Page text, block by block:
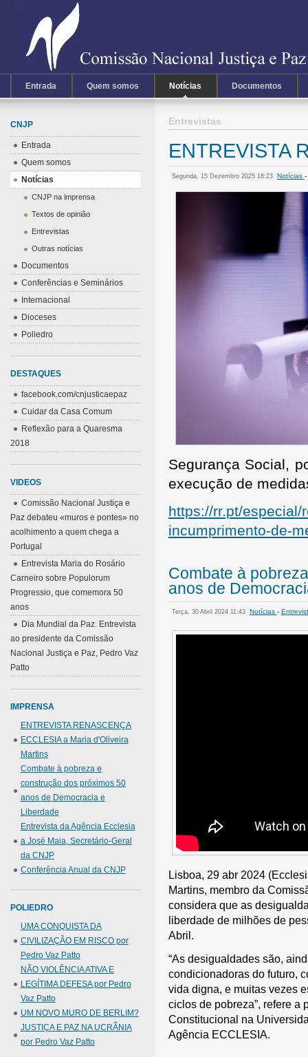
Entrada Quem somos Notícias Documentos
Entrevistas
ENTREVISTA
Segunda, 15 Dezembro 2025 16:23 Notícias -
Segurança Social,
execução de
https://rr.pt/
incumprimento-de-
Combate à
anos de
Terça, 30 Abril 2024 11:43 Notícias -
Lisboa, 29 abr 2024
Martins, membro da
considera que as
liberdade de milhões de
Abril.
“As desigualdades são,
condicionadoras do futuro,
vida digna, e muitas vezes
ciclos de pobreza”, refere a
Constitucional na
Agência ECCLESIA.
CNJP
Entrada
Quem somos
Notícias
CNJP na imprensa
Textos de opinião
Entrevistas
Outras notícias
Documentos
Conferências e Seminários
Internacional
Dioceses
Poliedro
DESTAQUES
facebook.com/cnjusticaepaz
Cuidar da Casa Comum
Reflexão para a Quaresma
2018
VIDEOS
Comissão Nacional Justiça e
Paz debateu «muros e pontes» no
acolhimento a quem chega a
Portugal
Entrevista Maria do Rosário
Carneiro sobre Populorum
Progressio, que comemora 50
anos
Dia Mundial da Paz. Entrevista
ao presidente da Comissão
Nacional Justiça e Paz, Pedro Vaz
Patto
IMPRENSA
ENTREVISTA RENASCENÇA
ECCLESIA a Maria d'Oliveira
Martins
Combate à pobreza e
construção dos próximos 50
anos de Democracia e
Liberdade
Entrevista da Agência Ecclesia
a José Maia, Secretário-Geral
da CNJP
Conferência Anual da CNJP
POLIEDRO
UMA CONQUISTA DA
CIVILIZAÇÃO EM RISCO por
Pedro Vaz Patto
NÃO VIOLÊNCIA ATIVA E
LEGÍTIMA DEFESA por Pedro
Vaz Patto
UM NOVO MURO DE BERLIM?
JUSTIÇA E PAZ NA UCRÂNIA
por Pedro Vaz Patto